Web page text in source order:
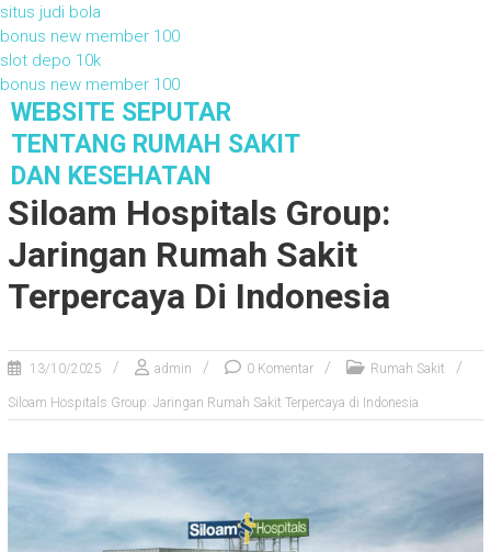
situs judi bola
bonus new member 100
slot depo 10k
bonus new member 100
e
WEBSITE SEPUTAR
TENTANG RUMAH SAKIT
DAN KESEHATAN
Siloam Hospitals Group:
Jaringan Rumah Sakit
Terpercaya Di Indonesia
13/10/2025 admin 0 Komentar Rumah Sakit
Siloam Hospitals Group: Jaringan Rumah Sakit Terpercaya di Indonesia